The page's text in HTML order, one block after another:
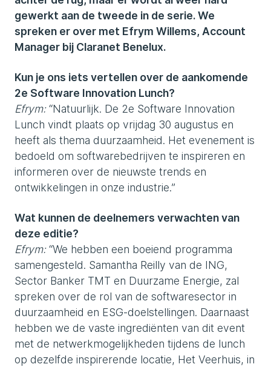
gewerkt aan de tweede in de serie. We
spreken er over met Efrym Willems, Account
Manager bij Claranet Benelux.
Kun je ons iets vertellen over de aankomende
2e Software Innovation Lunch?
Efrym:“Natuurlijk. De 2e Software Innovation
Lunch vindt plaats op vrijdag 30 augustus en
heeft als thema duurzaamheid. Het evenement is
bedoeld om softwarebedrijven te inspireren en
informeren over de nieuwste trends en
ontwikkelingen in onze industrie.”
Wat kunnen de deelnemers verwachten van
deze editie?
Efrym:“We hebben een boeiend programma
samengesteld. Samantha Reilly van de ING,
Sector Banker TMT en Duurzame Energie, zal
spreken over de rol van de softwaresector in
duurzaamheid en ESG-doelstellingen. Daarnaast
hebben we de vaste ingrediënten van dit event
met de netwerkmogelijkheden tijdens de lunch
op dezelfde inspirerende locatie, Het Veerhuis, in